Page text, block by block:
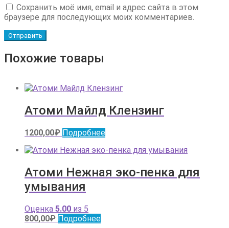
Сохранить моё имя, email и адрес сайта в этом
браузере для последующих моих комментариев.
Похожие товары
Атоми Майлд Клензинг
1200,00₽ Подробнее
Атоми Нежная эко-пенка для
умывания
Оценка 5.00 из 5
800,00₽ Подробнее